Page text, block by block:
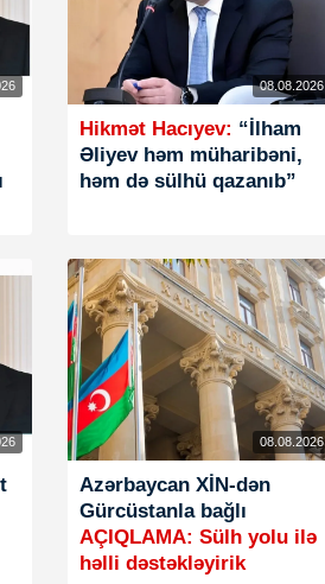
08.08.2026
Hikmət Hacıyev: “İlham
Əliyev həm müharibəni,
həm də sülhü qazanıb”
08.08.2026
Azərbaycan XİN-dən
Gürcüstanla bağlı
AÇIQLAMA: Sülh yolu ilə
həlli dəstəkləyirik